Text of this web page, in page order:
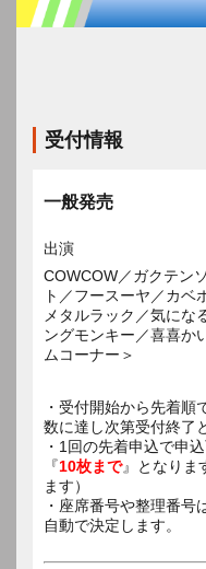
受付情報
一般発売
出演
COWCOW／ガクテン
ト／フースーヤ／カベ
メタルラック／気にな
ングモンキー／喜喜か
ムコーナー＞
・受付開始から先着順
数に達し次第受付終了
・1回の先着申込で申
『10枚まで』となりま
ます）
・座席番号や整理番号
自動で決定します。